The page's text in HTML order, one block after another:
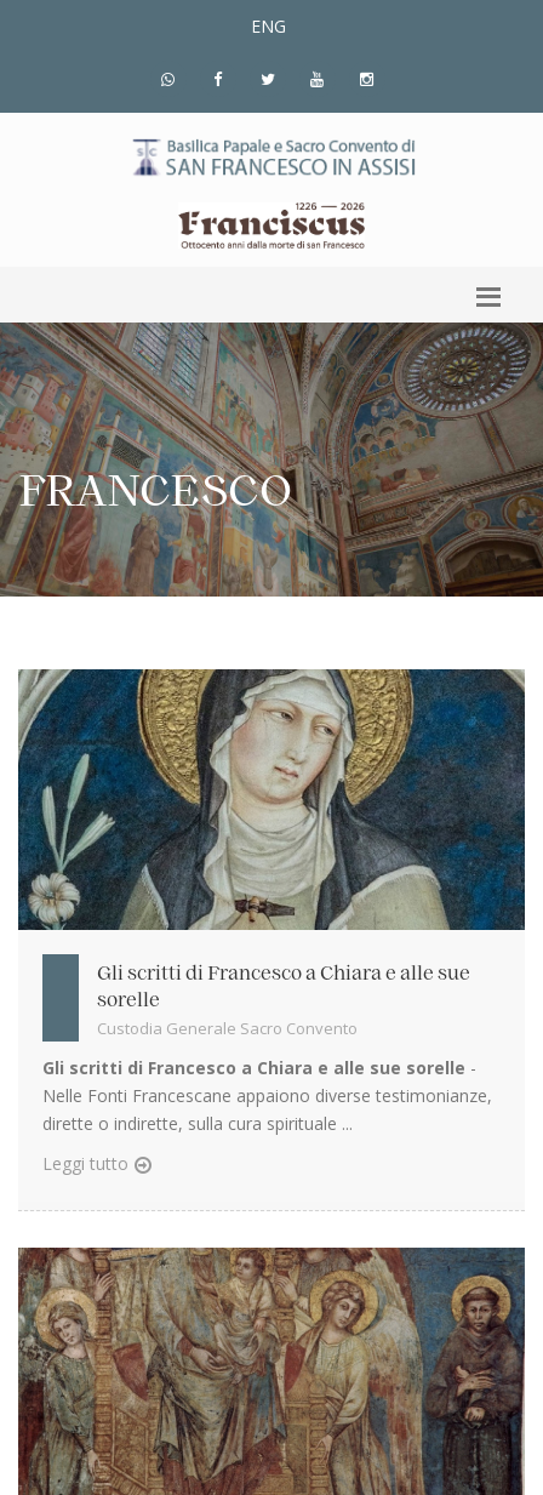
ENG
FRANCESCO
Gli scritti di Francesco a Chiara e alle sue
sorelle
Custodia Generale Sacro Convento
Gli scritti di Francesco a Chiara e alle sue sorelle -
Nelle Fonti Francescane appaiono diverse testimonianze,
dirette o indirette, sulla cura spirituale ...
Leggi tutto